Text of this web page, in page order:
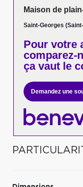
Maison de
Saint-Georges
Pour votre
comparez-
ça vaut le
Demandez une